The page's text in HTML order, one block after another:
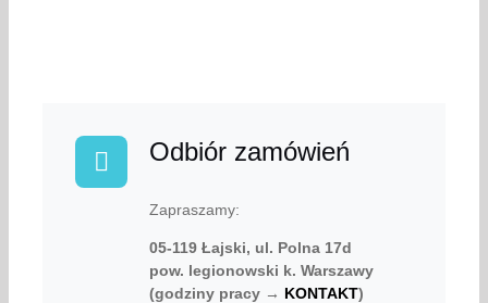
Odbiór zamówień
Zapraszamy:
05-119 Łajski, ul. Polna 17d
pow. legionowski k. Warszawy
(godziny pracy → KONTAKT)